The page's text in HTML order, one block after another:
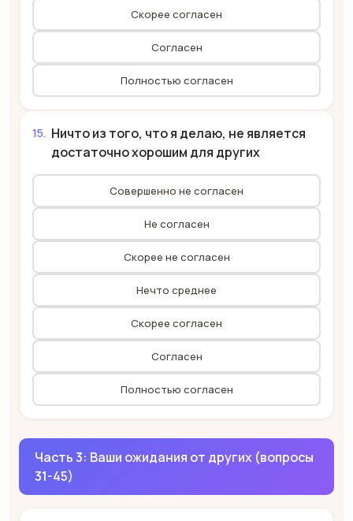
Скорее согласен
Согласен
Полностью согласен
Ничто из того, что я делаю, не является
достаточно хорошим для других
Совершенно не согласен
Не согласен
Скорее не согласен
Нечто среднее
Скорее согласен
Согласен
Полностью согласен
Часть 3: Ваши ожидания от других (вопросы
31-45)